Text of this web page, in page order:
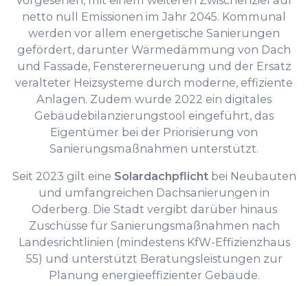
netto null Emissionen im Jahr 2045. Kommunal
werden vor allem energetische Sanierungen
gefördert, darunter Wärmedämmung von Dach
und Fassade, Fenstererneuerung und der Ersatz
veralteter Heizsysteme durch moderne, effiziente
Anlagen. Zudem wurde 2022 ein digitales
Gebäudebilanzierungstool eingeführt, das
Eigentümer bei der Priorisierung von
Sanierungsmaßnahmen unterstützt.
Seit 2023 gilt eine Solardachpflichtbei Neubauten
und umfangreichen Dachsanierungen in
Oderberg. Die Stadt vergibt darüber hinaus
Zuschüsse für Sanierungsmaßnahmen nach
Landesrichtlinien (mindestens KfW-Effizienzhaus
55) und unterstützt Beratungsleistungen zur
Planung energieeffizienter Gebäude.